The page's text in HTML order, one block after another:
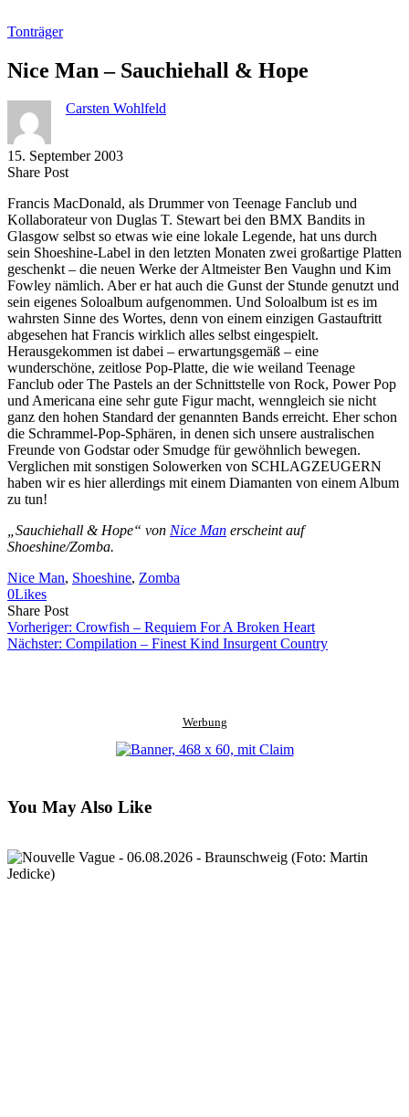
Tonträger
Nice Man – Sauchiehall & Hope
Carsten Wohlfeld
15. September 2003
Share PostShare
Facebook
Copy
to
clipboard
Send
via
eMail
Francis MacDonald, als Drummer von Teenage Fanclub und
Kollaborateur von Duglas T. Stewart bei den BMX Bandits in
Glasgow selbst so etwas wie eine lokale Legende, hat uns durch
sein Shoeshine-Label in den letzten Monaten zwei großartige Platten
geschenkt – die neuen Werke der Altmeister Ben Vaughn und Kim
Fowley nämlich. Aber er hat auch die Gunst der Stunde genutzt und
sein eigenes Soloalbum aufgenommen. Und Soloalbum ist es im
wahrsten Sinne des Wortes, denn von einem einzigen Gastauftritt
abgesehen hat Francis wirklich alles selbst eingespielt.
Herausgekommen ist dabei – erwartungsgemäß – eine
wunderschöne, zeitlose Pop-Platte, die wie weiland Teenage
Fanclub oder The Pastels an der Schnittstelle von Rock, Power Pop
und Americana eine sehr gute Figur macht, wenngleich sie nicht
ganz den hohen Standard der genannten Bands erreicht. Eher schon
die Schrammel-Pop-Sphären, in denen sich unsere australischen
Freunde von Godstar oder Smudge für gewöhnlich bewegen.
Verglichen mit sonstigen Solowerken von SCHLAGZEUGERN
haben wir es hier allerdings mit einem Diamanten von einem Album
zu tun!
„Sauchiehall & Hope“ von Nice Man erscheint auf
Shoeshine/Zomba.
Nice Man, Shoeshine, Zomba
0Likes
Share PostShare
on
Facebook
Copy
URL
to
Send
Link
via
Vorheriger: Crowfish – Requiem For A Broken Heart
Nächster: Compilation – Finest Kind Insurgent Country
Werbung
You May Also Like